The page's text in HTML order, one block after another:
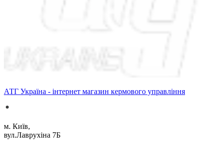
АТГ Україна - інтернет магазин кермового управління
м. Київ,
вул.Лаврухіна 7Б